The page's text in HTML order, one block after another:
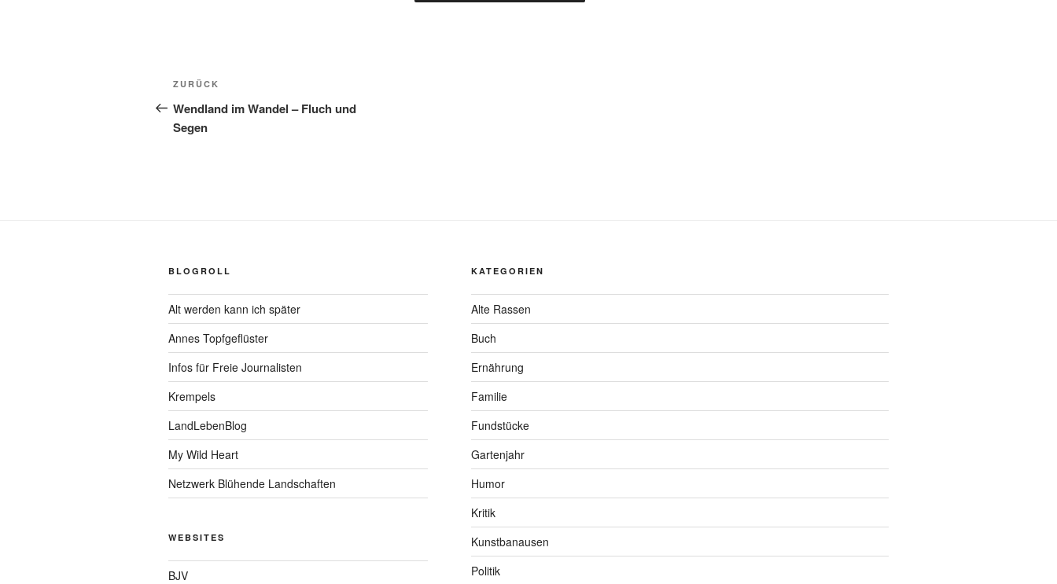
Beitragsnavigation
Vorheriger
Beitrag
ZURÜCK
Wendland im Wandel – Fluch und
Segen
BLOGROLL
Alt werden kann ich später
Annes Topfgeflüster
Infos für Freie Journalisten
Krempels
LandLebenBlog
My Wild Heart
Netzwerk Blühende Landschaften
WEBSITES
BJV
KATEGORIEN
Alte Rassen
Buch
Ernährung
Familie
Fundstücke
Gartenjahr
Humor
Kritik
Kunstbanausen
Politik